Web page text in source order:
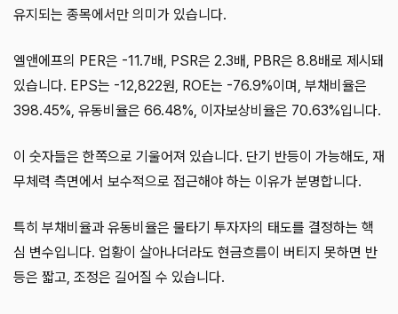
유지되는 종목에서만 의미가 있습니다.
엘앤에프의 PER은 -11.7배, PSR은 2.3배, PBR은 8.8배로 제시돼
있습니다. EPS는 -12,822원, ROE는 -76.9%이며, 부채비율은
398.45%, 유동비율은 66.48%, 이자보상비율은 70.63%입니다.
이 숫자들은 한쪽으로 기울어져 있습니다. 단기 반등이 가능해도, 재
무체력 측면에서 보수적으로 접근해야 하는 이유가 분명합니다.
특히 부채비율과 유동비율은 물타기 투자자의 태도를 결정하는 핵
심 변수입니다. 업황이 살아나더라도 현금흐름이 버티지 못하면 반
등은 짧고, 조정은 길어질 수 있습니다.